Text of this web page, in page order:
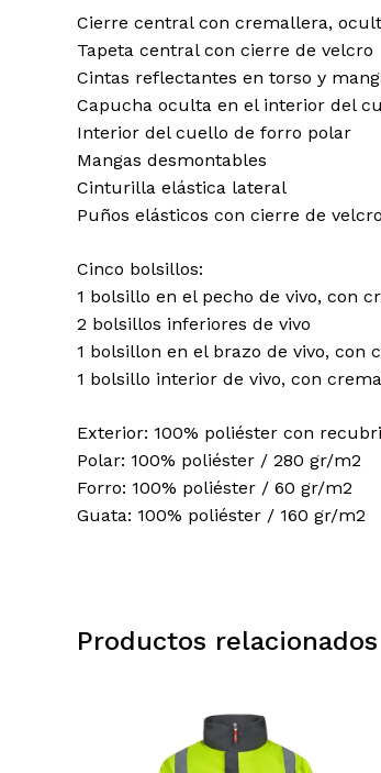
Cierre central con cremallera,
Tapeta central con cierre de velcro
Cintas reflectantes en torso y
Capucha oculta en el interior del
Interior del cuello de forro polar
Mangas desmontables
Cinturilla elástica lateral
Puños elásticos con cierre de velcro
Cinco bolsillos:
1 bolsillo en el pecho de vivo, con
2 bolsillos inferiores de vivo
1 bolsillon en el brazo de vivo, con
1 bolsillo interior de vivo, con
Exterior: 100% poliéster con
Polar: 100% poliéster / 280 gr/m2
Forro: 100% poliéster / 60 gr/m2
Guata: 100% poliéster / 160 gr/m2
Productos relacionados